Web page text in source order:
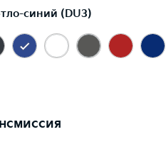
синий (DU3)